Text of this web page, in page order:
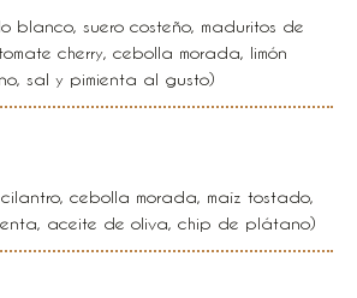
blanco, suero costeño, maduritos de
cherry, cebolla morada, limón
sal y pimienta al gusto)
cebolla morada, maíz tostado,
aceite de oliva, chip de plátano)